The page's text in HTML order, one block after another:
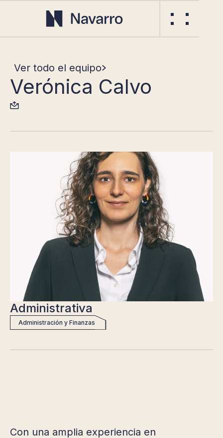
Ver todo el equipo
Verónica Calvo
Administrativa
Administración y Finanzas
Con una amplia experiencia en